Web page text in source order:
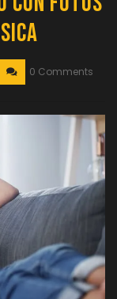
0 Comments